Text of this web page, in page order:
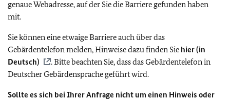
genaue Webadresse, auf der Sie die Barriere gefunden haben
mit.
Sie können eine etwaige Barriere auch über das
Gebärdentelefon melden, Hinweise dazu finden Sie hier (in
Deutsch)
. Bitte beachten Sie, dass das Gebärdentelefon in
Deutscher Gebärdensprache geführt wird.
Sollte es sich bei Ihrer Anfrage nicht um einen Hinweis oder